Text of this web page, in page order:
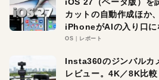
カットの自動作成ほか
iPhoneがAIの入り口に
OS レポート
Insta360のジンバル
レビュー。4K／8K比